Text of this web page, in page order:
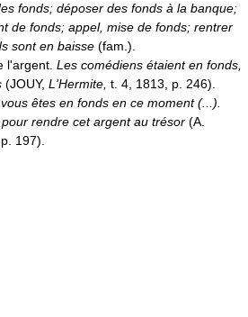
fonds; déposer des fonds à la banque;
de fonds; appel, mise de fonds; rentrer
sont en baisse (fam.).
l'argent. Les comédiens étaient en fonds,
(JOUY, L'Hermite, t. 4, 1813, p. 246).
êtes en fonds en ce moment (...).
rendre cet argent au trésor (A.
197).